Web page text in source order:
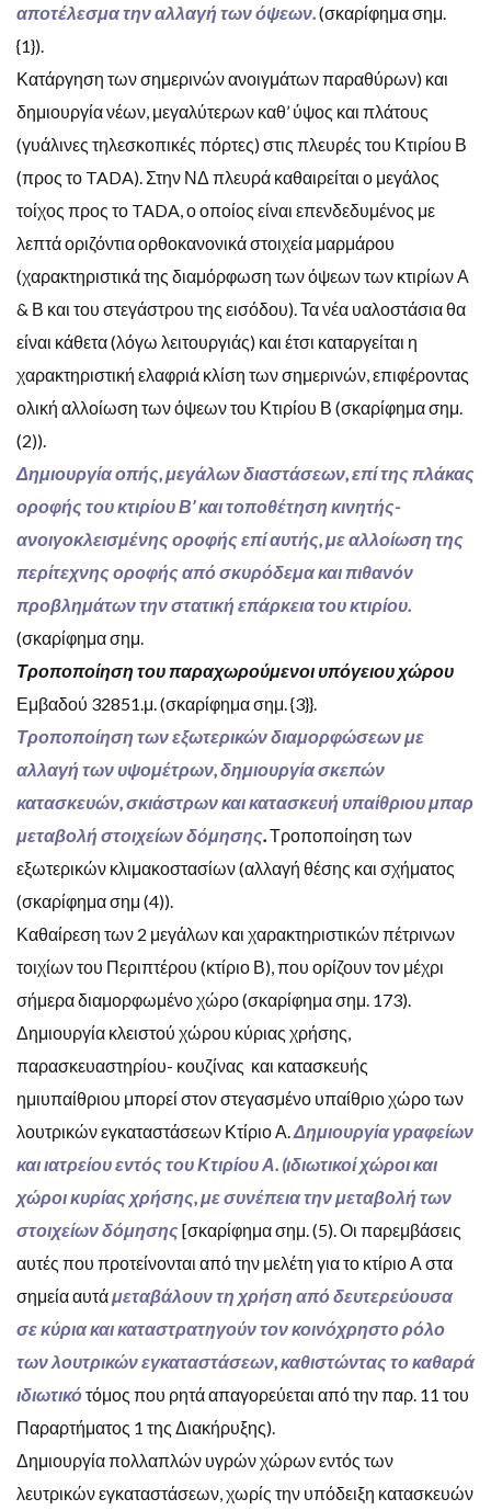
αποτέλεσμα την αλλαγή των όψεων.(σκαρίφημα σημ.
{1}).
Κατάργηση των σημερινών ανοιγμάτων παραθύρων) και
δημιουργία νέων, μεγαλύτερων καθ’ ύψος και πλάτους
(γυάλινες τηλεσκοπικές πόρτες) στις πλευρές του Κτιρίου Β
(προς το TADA). Στην ΝΔ πλευρά καθαιρείται ο μεγάλος
τοίχος προς το TADA, ο οποίος είναι επενδεδυμένος με
λεπτά οριζόντια ορθοκανονικά στοιχεία μαρμάρου
(χαρακτηριστικά της διαμόρφωση των όψεων των κτιρίων Α
& Β και του στεγάστρου της εισόδου). Τα νέα υαλοστάσια θα
είναι κάθετα (λόγω λειτουργιάς) και έτσι καταργείται η
χαρακτηριστική ελαφριά κλίση των σημερινών, επιφέροντας
ολική αλλοίωση των όψεων του Κτιρίου Β (σκαρίφημα σημ.
(2)).
Δημιουργία οπής, μεγάλων διαστάσεων, επί της πλάκας
οροφής του κτιρίου Β’ και τοποθέτηση κινητής-
ανοιγοκλεισμένης οροφής επί αυτής, με αλλοίωση της
περίτεχνης οροφής από σκυρόδεμα και πιθανόν
προβλημάτων την στατική επάρκεια του κτιρίου.
(σκαρίφημα σημ.
Τροποποίηση του παραχωρούμενοι υπόγειου χώρου
Εμβαδού 32851.μ. (σκαρίφημα σημ. {3}}.
Τροποποίηση των εξωτερικών διαμορφώσεων με
αλλαγή των υψομέτρων, δημιουργία σκεπών
κατασκευών, σκιάστρων και κατασκευή υπαίθριου μπαρ
μεταβολή στοιχείων δόμησης.Τροποποίηση των
εξωτερικών κλιμακοστασίων (αλλαγή θέσης και σχήματος
(σκαρίφημα σημ (4)).
Καθαίρεση των 2 μεγάλων και χαρακτηριστικών πέτρινων
τοιχίων του Περιπτέρου (κτίριο Β), που ορίζουν τον μέχρι
σήμερα διαμορφωμένο χώρο (σκαρίφημα σημ. 173).
Δημιουργία κλειστού χώρου κύριας χρήσης,
παρασκευαστηρίου- κουζίνας και κατασκευής
ημιυπαίθριου μπορεί στον στεγασμένο υπαίθριο χώρο των
λουτρικών εγκαταστάσεων Κτίριο Α. Δημιουργία γραφείων
και ιατρείου εντός του Κτιρίου Α. (ιδιωτικοί χώροι και
χώροι κυρίας χρήσης, με συνέπεια την μεταβολή των
στοιχείων δόμησης[σκαρίφημα σημ. (5). Οι παρεμβάσεις
αυτές που προτείνονται από την μελέτη για το κτίριο Α στα
σημεία αυτάμεταβάλουν τη χρήση από δευτερεύουσα
σε κύρια και καταστρατηγούν τον κοινόχρηστο ρόλο
των λουτρικών εγκαταστάσεων, καθιστώντας το καθαρά
ιδιωτικότόμος που ρητά απαγορεύεται από την παρ. 11 του
Παραρτήματος 1 της Διακήρυξης).
Δημιουργία πολλαπλών υγρών χώρων εντός των
λευτρικών εγκαταστάσεων, χωρίς την υπόδειξη κατασκευών